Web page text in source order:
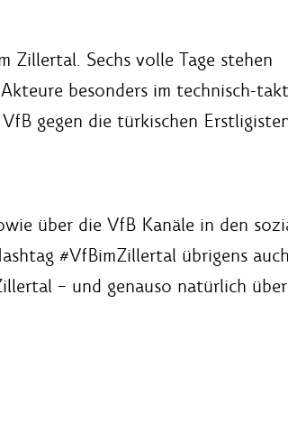
Zillertal. Sechs volle Tage stehen
besonders im technisch-
gegen die türkischen
über die VfB Kanäle in den
#VfBimZillertal übrigens
– und genauso natürlich